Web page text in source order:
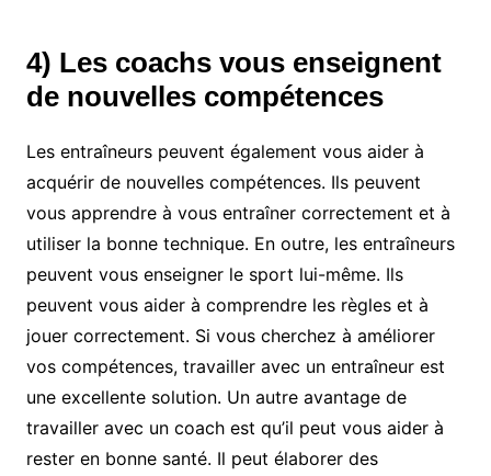
4) Les coachs vous enseignent
de nouvelles compétences
Les entraîneurs peuvent également vous aider à
acquérir de nouvelles compétences. Ils peuvent
vous apprendre à vous entraîner correctement et à
utiliser la bonne technique. En outre, les entraîneurs
peuvent vous enseigner le sport lui-même. Ils
peuvent vous aider à comprendre les règles et à
jouer correctement. Si vous cherchez à améliorer
vos compétences, travailler avec un entraîneur est
une excellente solution. Un autre avantage de
travailler avec un coach est qu’il peut vous aider à
rester en bonne santé. Il peut élaborer des